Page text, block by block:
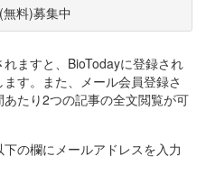
料)募集中
ますと、BioTodayに登録され
す。また、メール会員登録さ
たり2つの記事の全文閲覧が可
の欄にメールアドレスを入力